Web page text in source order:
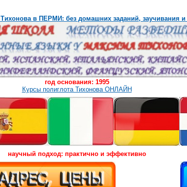
Тихонова в ПЕРМИ: без домашних заданий, заучивания и
год основания: 1995
Курсы полиглота Тихонова ОНЛАЙН
научный подход: практично и эффективно